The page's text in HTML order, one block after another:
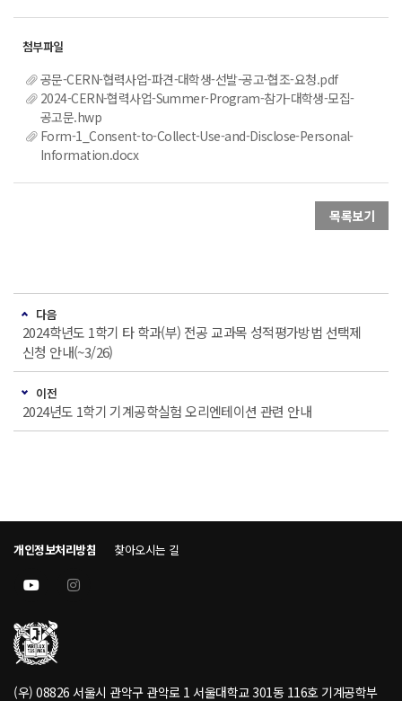
공문-CERN-협력사업-파견-대학생-선발-공고-협조-요청.pdf
2024-CERN-협력사업-Summer-Program-참가-대학생-모집-
공고문.hwp
Form-1_Consent-to-Collect-Use-and-Disclose-Personal-
Information.docx
목록보기
다음
2024학년도 1학기 타 학과(부) 전공 교과목 성적평가방법 선택제
신청 안내(~3/26)
이전
2024년도 1학기 기계공학실험 오리엔테이션 관련 안내
개인정보처리방침 찾아오시는 길
(우) 08826 서울시 관악구 관악로 1 서울대학교 301동 116호 기계공학부